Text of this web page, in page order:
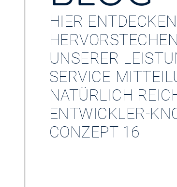
HIER
UNSERER
SERVICE-
NATÜRLICH
ENTWICKLER-
CONZEPT 16